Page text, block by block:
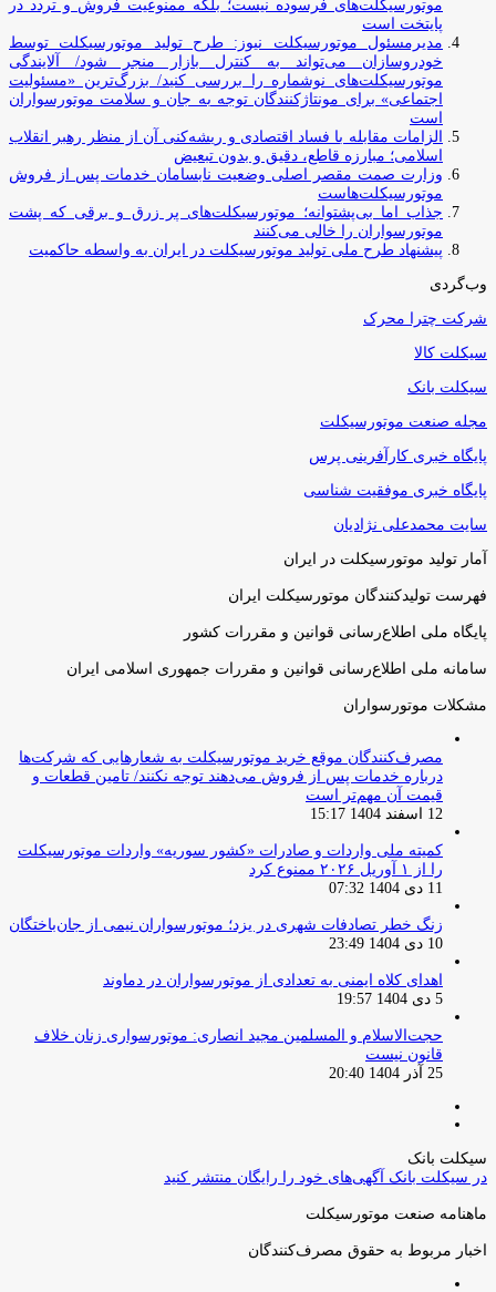
موتورسیکلت‌های فرسوده نیست؛ بلکه ممنوعیت فروش و تردد در
پایتخت است
مدیرمسئول موتورسیکلت نیوز: طرح تولید موتورسیکلت توسط
خودروسازان می‌تواند به کنترل بازار منجر شود/ آلایندگی
موتورسیکلت‌های نوشماره را بررسی کنید/ بزرگ‌ترین «مسئولیت
اجتماعی» برای مونتاژکنندگان توجه به جان و سلامت موتورسواران
است
الزامات مقابله با فساد اقتصادی و ریشه‌کنی آن از منظر رهبر انقلاب
اسلامی؛ مبارزه قاطع، دقیق و بدون تبعیض
وزارت صمت مقصر اصلی وضعیت نابسامان خدمات پس از فروش
موتورسیکلت‌هاست
جذاب اما بی‌پشتوانه؛ موتورسیکلت‌های پر زرق‌ و برقی که پشت
موتورسواران را خالی می‌کنند
پیشنهاد طرح ملی تولید موتورسیکلت در ایران به واسطه حاکمیت
وب‌گردی
شرکت چترا محرک
سیکلت کالا
سیکلت بانک
مجله صنعت موتورسیکلت
پایگاه خبری کارآفرینی پرس
پایگاه خبری موفقیت شناسی
سایت محمدعلی نژادیان
آمار تولید موتورسیکلت در ایران
فهرست تولیدکنندگان موتورسیکلت ایران
پایگاه ملی اطلاع‌رسانی قوانین و مقررات کشور
سامانه ملی اطلاع‌رسانی قوانین و مقررات جمهوری اسلامی ایران
مشکلات موتورسواران
مصرف‌کنندگان موقع خرید موتورسیکلت به شعارهایی که شرکت‌ها
درباره خدمات پس از فروش می‌دهند توجه نکنند/ تامین قطعات و
قیمت آن مهم‌تر است
12 اسفند 1404 15:17
کمیته ملی واردات و صادرات «کشور سوریه» واردات موتورسیکلت
را از ۱ آوریل ۲۰۲۶ ممنوع کرد
11 دی 1404 07:32
زنگ خطر تصادفات شهری در یزد؛ موتورسواران نیمی از جان‌باختگان
10 دی 1404 23:49
اهدای کلاه ایمنی به تعدادی از موتورسواران در دماوند
5 دی 1404 19:57
حجت‌الاسلام و المسلمین مجید انصاری: موتورسواری زنان خلاف
قانون نیست
25 آذر 1404 20:40
سیکلت بانک
در سیکلت بانک آگهی‌های خود را رایگان منتشر کنید
ماهنامه صنعت موتورسیکلت
اخبار مربوط به حقوق مصرف‌کنندگان